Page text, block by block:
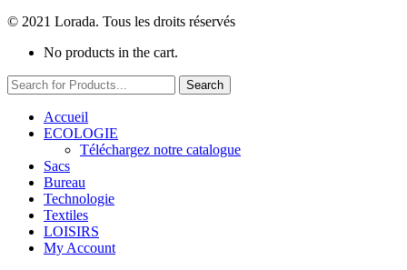
© 2021 Lorada. Tous les droits réservés
No products in the cart.
Search
Accueil
ECOLOGIE
Téléchargez notre catalogue
Sacs
Bureau
Technologie
Textiles
LOISIRS
My Account